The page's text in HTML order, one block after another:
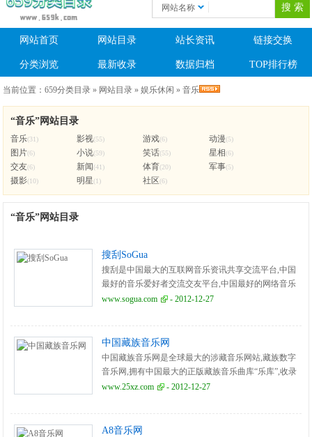
网站名称
网站首页 网站目录 站长资讯 链接交换
分类浏览 最新收录 数据归档 TOP排行榜
当前位置：659分类目录 » 网站目录 »娱乐休闲 »音乐
“音乐”网站目录
音乐(31) 影视(55) 游戏(6) 动漫(5)
图片(6) 小说(59) 笑话(55) 星相(6)
交友(6) 新闻(41) 体育(20) 军事(5)
摄影(10) 明星(1) 社区(6)
“音乐”网站目录
搜刮SoGua
搜刮是中国最大的互联网音乐资讯共享交流平台,中国
最好的音乐爱好者交流交友平台,中国最好的网络音乐
人的展示平台,搜刮的使命:娱乐天下, 音乐你我!
www.sogua.com - 2012-12-27
中国藏族音乐网
中国藏族音乐网是全球最大的涉藏音乐网站,藏族数字
音乐网,拥有中国最大的正版藏族音乐曲库“乐库”,收录
藏族歌手原创及翻唱歌曲,最新藏族音乐,西藏音乐,藏族
www.25xz.com - 2012-12-27
A8音乐网